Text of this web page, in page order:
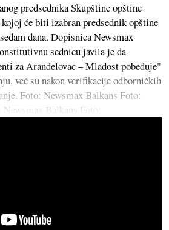
predsednika Skupštine opštine
će biti izabran predsednik opštine
dana. Dopisnica Newsmax
sednicu javila je da
za Aranđelovac – Mladost pobeđuje"
već su nakon verifikacije odborničkih
Foto: Newsmax Balkans Foto:
Balkans Foto: